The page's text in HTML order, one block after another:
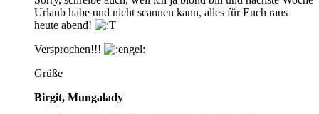
Urlaub habe und nicht scannen kann, alles für Euch raus
heute abend!
Versprochen!!!
Grüße
Birgit, Mungalady